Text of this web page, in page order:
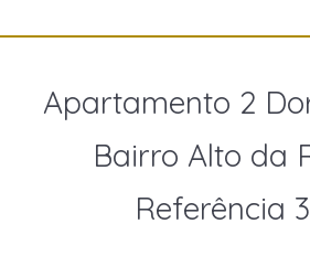
Apartamento 2
Bairro Alto da
Referência